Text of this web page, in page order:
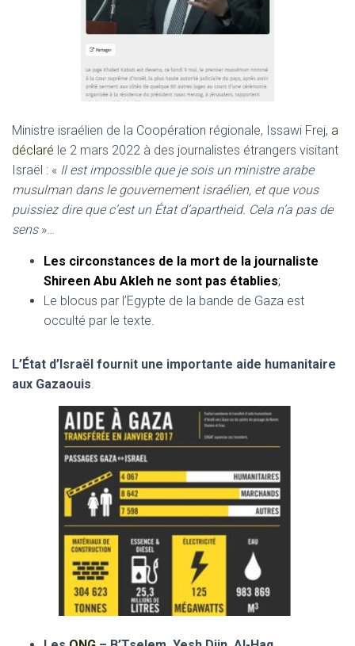
Ministre israélien de la Coopération régionale, Issawi Frej, a
déclaré le 2 mars 2022 à des journalistes étrangers visitant
Israël : « Il est impossible que je sois un ministre arabe
musulman dans le gouvernement israélien, et que vous
puissiez dire que c’est un État d’apartheid. Cela n’a pas de
sens»…
Les circonstances de la mort de la journaliste
Shireen Abu Akleh ne sont pas établies;
Le blocus par l’Egypte de la bande de Gaza est
occulté par le texte.
L’État d’Israël fournit une importante aide humanitaire
aux Gazaouis.